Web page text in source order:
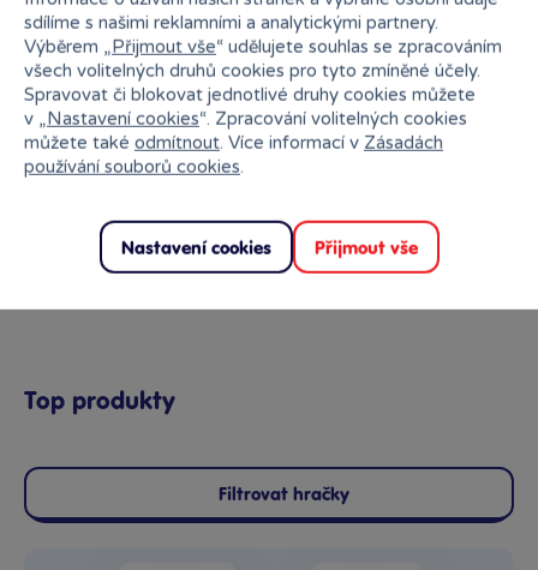
9+ 12 +
Dospělí
Top produkty
Filtrovat hračky
sdílíme s našimi reklamními a analytickými partnery.
Výběrem „Přijmout vše“ udělujete souhlas se zpracováním
všech volitelných druhů cookies pro tyto zmíněné účely.
Spravovat či blokovat jednotlivé druhy cookies můžete
v „Nastavení cookies“. Zpracování volitelných cookies
můžete také odmítnout. Více informací v Zásadách
používání souborů cookies.
Nastavení cookies Přijmout vše